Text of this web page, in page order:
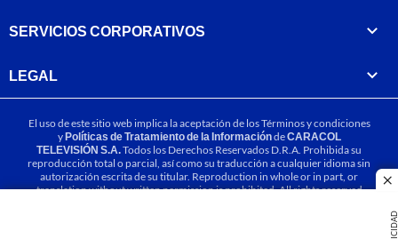
SERVICIOS CORPORATIVOS
LEGAL
El uso de este sitio web implica la aceptación de losTérminos y condiciones
yPolíticas de Tratamiento de la InformacióndeCARACOL
TELEVISIÓN S.A.Todos los Derechos Reservados D.R.A. Prohibida su
reproducción total o parcial, así como su traducción a cualquier idioma sin
autorización escrita de su titular. Reproduction in whole or in part, or
translation without written permission is prohibited. All rights reserved